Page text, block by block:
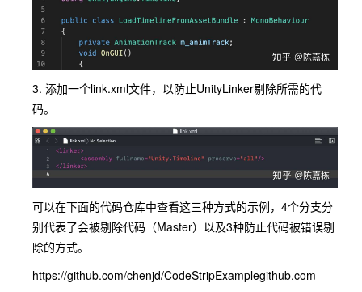
3. 添加一个link.xml文件，以防止UnityLinker剔除所需的代
码。
可以在下面的代码仓库中查看这三种方式的示例，4个分支分
别代表了会被剔除代码（Master）以及3种防止代码被错误剔
除的方式。
https://github.com/chenjd/CodeStripExample​github.com